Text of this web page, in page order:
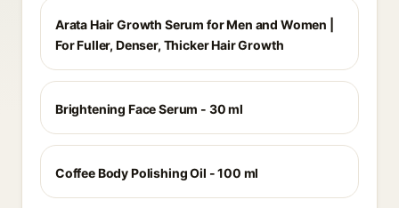
Arata Hair Growth Serum for Men and Women |
For Fuller, Denser, Thicker Hair Growth
Brightening Face Serum - 30 ml
Coffee Body Polishing Oil - 100 ml